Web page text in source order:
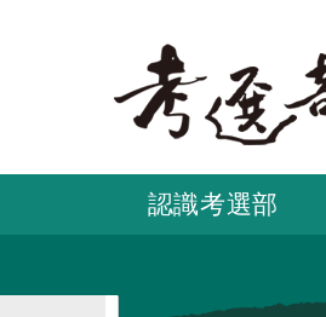
要
容
認識考選部